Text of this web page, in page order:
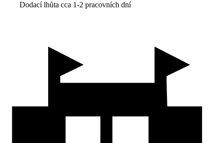
Dodací lhůta cca 1-2 pracovních dní